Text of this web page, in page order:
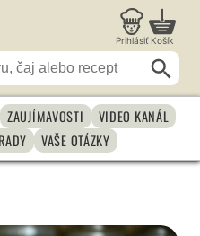
Prihlásiť Košík
ZAUJÍMAVOSTI
VIDEO KANÁL
VAŠE OTÁZKY